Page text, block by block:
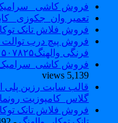
فروش کاشی _سرامیک۸۸۰۴۲۱۷۴
تعمیر وان_جکوزی_ کابین
فروش فلاش تانک
فروش پیچ درب توالت
فرنگی والهنگ۰۹۱۲۱۵۰۷۸۲۵
فروش کاشی_سرامیک استخر
5,139 views
قالب سایت رزین پلی
گلاس_کامپوزیت
فروش فلاش تانک